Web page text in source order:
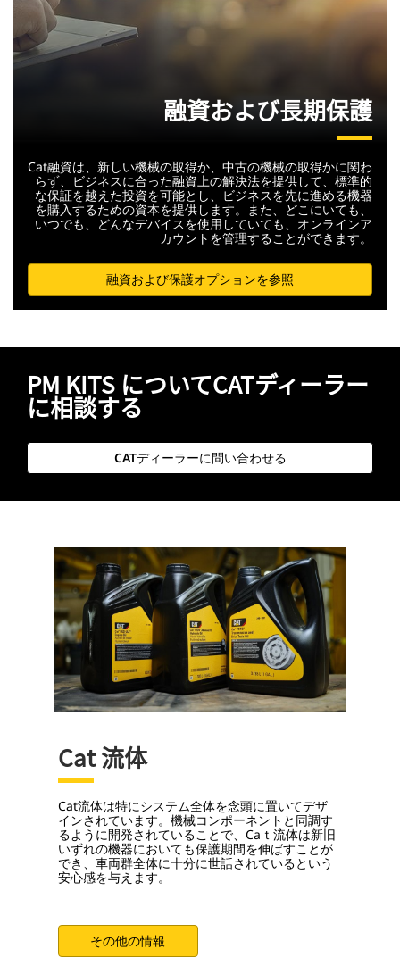
融資および長期保護
Cat融資は、新しい機械の取得か、中古の機械の取得かに関わ
らず、ビジネスに合った融資上の解決法を提供して、標準的
な保証を越えた投資を可能とし、ビジネスを先に進める機器
を購入するための資本を提供します。また、どこにいても、
いつでも、どんなデバイスを使用していても、オンラインア
カウントを管理することができます。
融資および保護オプションを参照
PM KITS についてCATディーラー
に相談する
CATディーラーに問い合わせる
Cat 流体
Cat流体は特にシステム全体を念頭に置いてデザ
インされています。機械コンポーネントと同調す
るように開発されていることで、Caｔ流体は新旧
いずれの機器においても保護期間を伸ばすことが
でき、車両群全体に十分に世話されているという
安心感を与えます。
その他の情報